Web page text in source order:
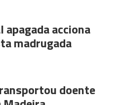
apagada acciona
madrugada
doente